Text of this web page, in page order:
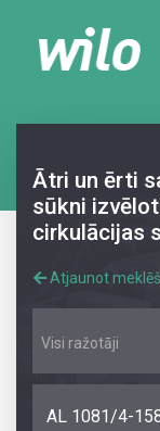
Ātri un ērti
sūkni
cirkulācijas
Atjaunot
Visi ražotāji
AL 1081/4-